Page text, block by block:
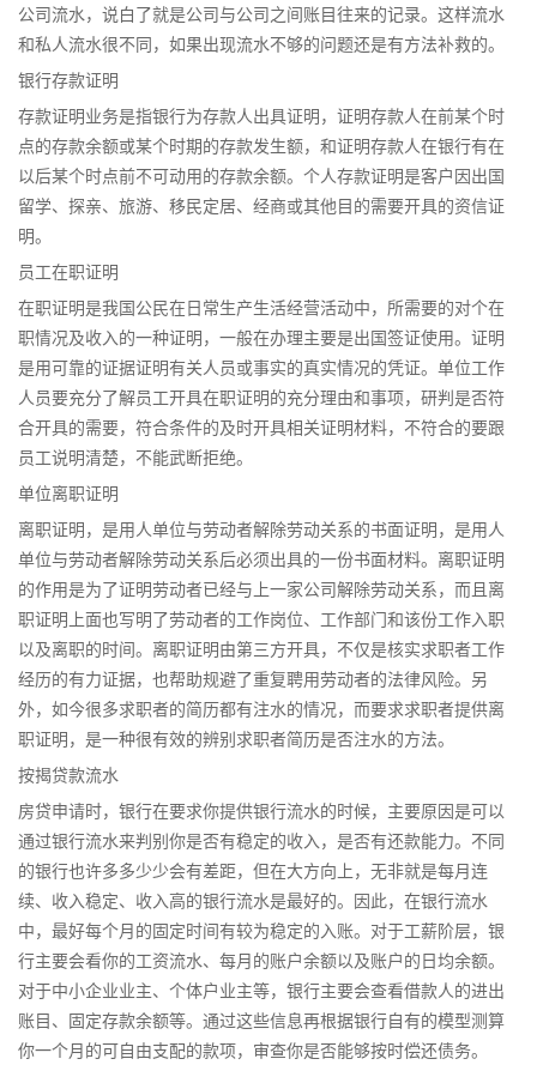
公司流水，说白了就是公司与公司之间账目往来的记录。这样流水
和私人流水很不同，如果出现流水不够的问题还是有方法补救的。
银行存款证明
存款证明业务是指银行为存款人出具证明，证明存款人在前某个时
点的存款余额或某个时期的存款发生额，和证明存款人在银行有在
以后某个时点前不可动用的存款余额。个人存款证明是客户因出国
留学、探亲、旅游、移民定居、经商或其他目的需要开具的资信证
明。
员工在职证明
在职证明是我国公民在日常生产生活经营活动中，所需要的对个在
职情况及收入的一种证明，一般在办理主要是出国签证使用。证明
是用可靠的证据证明有关人员或事实的真实情况的凭证。单位工作
人员要充分了解员工开具在职证明的充分理由和事项，研判是否符
合开具的需要，符合条件的及时开具相关证明材料，不符合的要跟
员工说明清楚，不能武断拒绝。
单位离职证明
离职证明，是用人单位与劳动者解除劳动关系的书面证明，是用人
单位与劳动者解除劳动关系后必须出具的一份书面材料。离职证明
的作用是为了证明劳动者已经与上一家公司解除劳动关系，而且离
职证明上面也写明了劳动者的工作岗位、工作部门和该份工作入职
以及离职的时间。离职证明由第三方开具，不仅是核实求职者工作
经历的有力证据，也帮助规避了重复聘用劳动者的法律风险。另
外，如今很多求职者的简历都有注水的情况，而要求求职者提供离
职证明，是一种很有效的辨别求职者简历是否注水的方法。
按揭贷款流水
房贷申请时，银行在要求你提供银行流水的时候，主要原因是可以
通过银行流水来判别你是否有稳定的收入，是否有还款能力。不同
的银行也许多多少少会有差距，但在大方向上，无非就是每月连
续、收入稳定、收入高的银行流水是最好的。因此，在银行流水
中，最好每个月的固定时间有较为稳定的入账。对于工薪阶层，银
行主要会看你的工资流水、每月的账户余额以及账户的日均余额。
对于中小企业业主、个体户业主等，银行主要会查看借款人的进出
账目、固定存款余额等。通过这些信息再根据银行自有的模型测算
你一个月的可自由支配的款项，审查你是否能够按时偿还债务。